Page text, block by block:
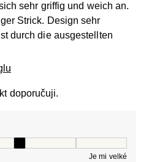
sehr griffig und weich an.
Strick. Design sehr
durch die ausgestellten
doporučuji.
Je mi velké